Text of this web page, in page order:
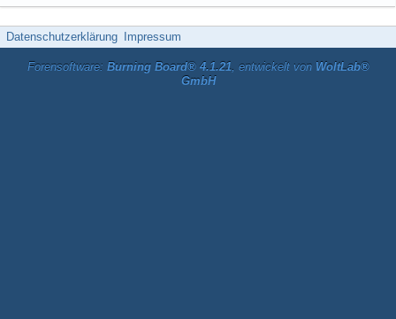
Datenschutzerklärung Impressum
Forensoftware: Burning Board® 4.1.21, entwickelt von WoltLab®
GmbH